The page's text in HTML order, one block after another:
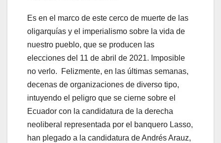
Es en el marco de este cerco de muerte de las
oligarquías y el imperialismo sobre la vida de
nuestro pueblo, que se producen las
elecciones del 11 de abril de 2021. Imposible
no verlo. Felizmente, en las últimas semanas,
decenas de organizaciones de diverso tipo,
intuyendo el peligro que se cierne sobre el
Ecuador con la candidatura de la derecha
neoliberal representada por el banquero Lasso,
han plegado a la candidatura de Andrés Arauz,